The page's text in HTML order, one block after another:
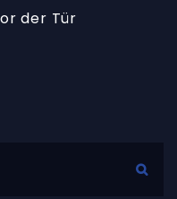
der Tür